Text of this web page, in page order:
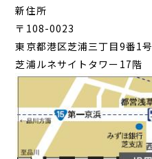
新住所
〒108-0023
東京都港区芝浦三丁目9番1号
芝浦ルネサイトタワー17階